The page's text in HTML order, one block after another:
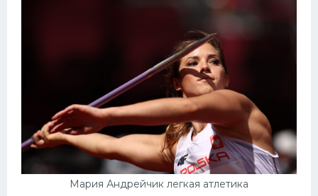
Мария Андрейчик легкая атлетика